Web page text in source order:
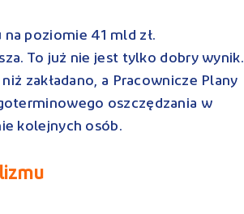
na poziomie 41 mld zł.
To już nie jest tylko dobry wynik.
zakładano, a Pracownicze Plany
oszczędzania w
kolejnych osób.